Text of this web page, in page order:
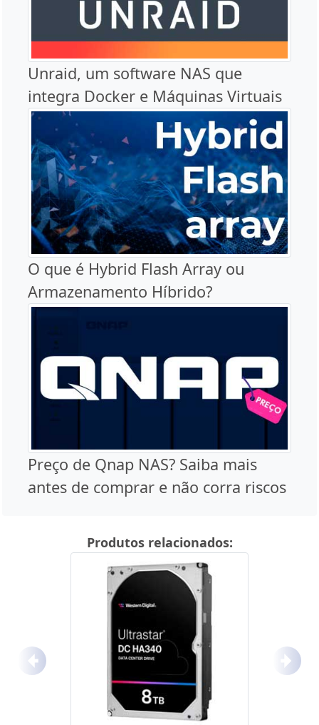
Unraid, um software NAS que
integra Docker e Máquinas Virtuais
O que é Hybrid Flash Array ou
Armazenamento Híbrido?
Preço de Qnap NAS? Saiba mais
antes de comprar e não corra riscos
Produtos relacionados:
Anterior